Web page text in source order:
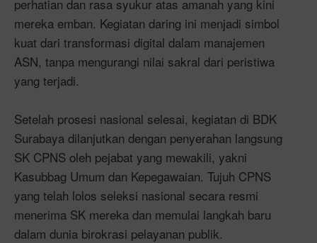
perhatian dan rasa syukur atas amanah yang kini
mereka emban. Kegiatan daring ini menjadi simbol
kuat dari transformasi digital dalam manajemen
ASN, tanpa mengurangi nilai sakral dari peristiwa
yang terjadi.
Setelah prosesi nasional selesai, kegiatan di BDK
Surabaya dilanjutkan dengan penyerahan langsung
SK CPNS oleh pejabat yang mewakili, yakni
Kasubbag Umum dan Kepegawaian. Tujuh CPNS
yang telah lolos seleksi nasional secara resmi
menerima SK mereka dan memulai langkah baru
dalam dunia birokrasi pelayanan publik.